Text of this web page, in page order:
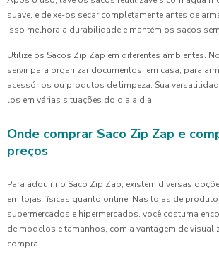
suave, e deixe-os secar completamente antes de
Isso melhora a durabilidade e mantém os sacos
Utilize os Sacos Zip Zap em diferentes ambientes.
servir para organizar documentos; em casa, para
acessórios ou produtos de limpeza. Sua
los em várias situações do dia a dia.
Onde comprar Saco Zip Zap e
preços
Para adquirir o Saco Zip Zap, existem diversas
em lojas físicas quanto online. Nas lojas de
supermercados e hipermercados, você costuma
de modelos e tamanhos, com a vantagem de
compra.